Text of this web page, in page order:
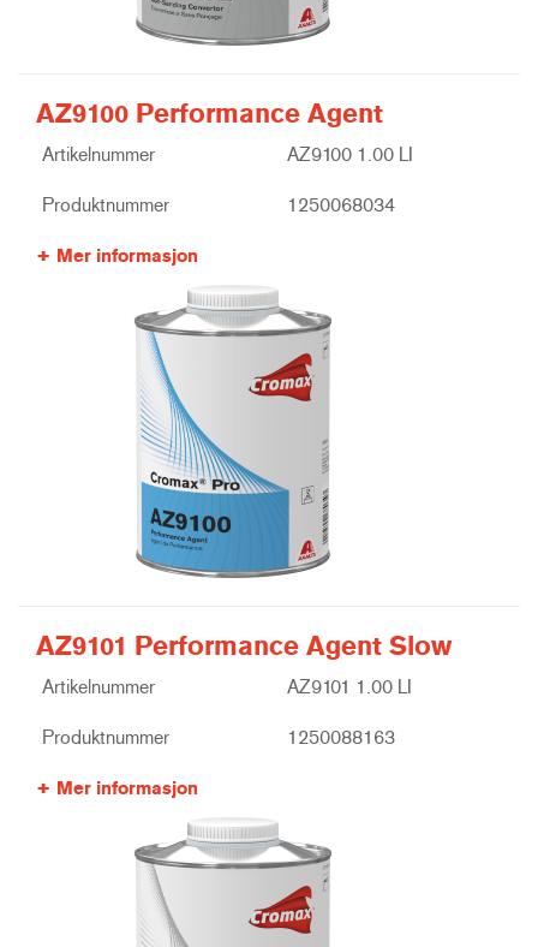
AZ9100 Performance Agent
Artikelnummer AZ9100 1.00 LI
Produktnummer 1250068034
Mer informasjon
AZ9101 Performance Agent Slow
Artikelnummer AZ9101 1.00 LI
Produktnummer 1250088163
Mer informasjon